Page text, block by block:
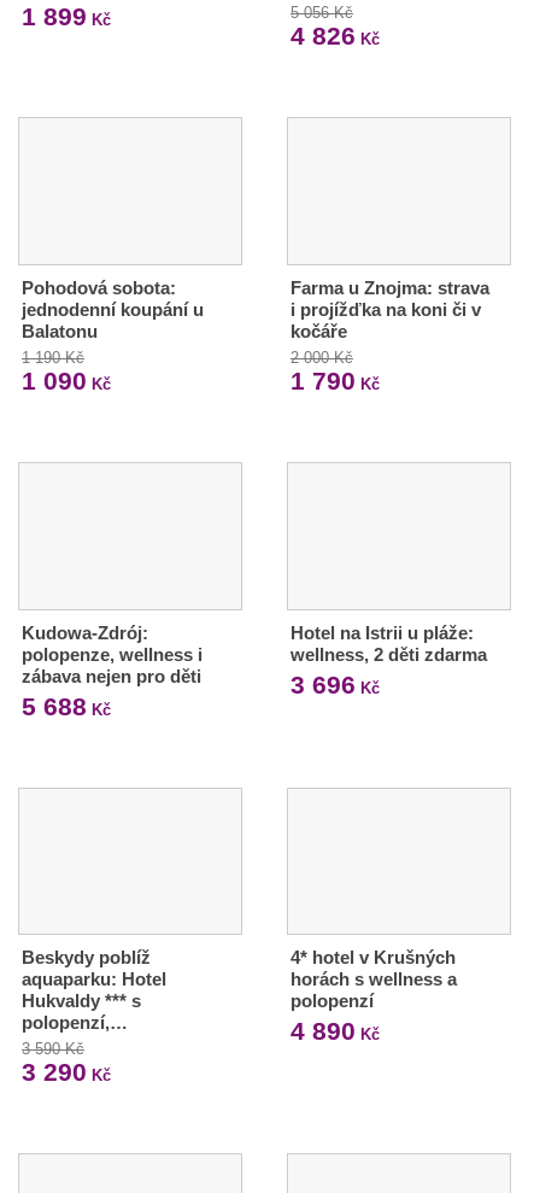
1 899 Kč 5 056 Kč
4 826 Kč
Pohodová sobota:
jednodenní koupání u
Balatonu
1 190 Kč
1 090 Kč
Farma u Znojma: strava
i projížďka na koni či v
kočáře
2 000 Kč
1 790 Kč
Kudowa-Zdrój:
polopenze, wellness i
zábava nejen pro děti
5 688 Kč
Hotel na Istrii u pláže:
wellness, 2 děti zdarma
3 696 Kč
Beskydy poblíž
aquaparku: Hotel
Hukvaldy *** s
polopenzí,…
3 590 Kč
3 290 Kč
4* hotel v Krušných
horách s wellness a
polopenzí
4 890 Kč